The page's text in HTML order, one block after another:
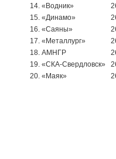
14. «Водник»
15. «Динамо»
16. «Саяны»
17. «Металлург»
18. АМНГР
19. «СКА-Свердловск»
20. «Маяк»